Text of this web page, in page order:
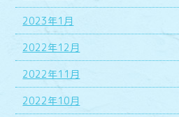
2023年1月
2022年12月
2022年11月
2022年10月